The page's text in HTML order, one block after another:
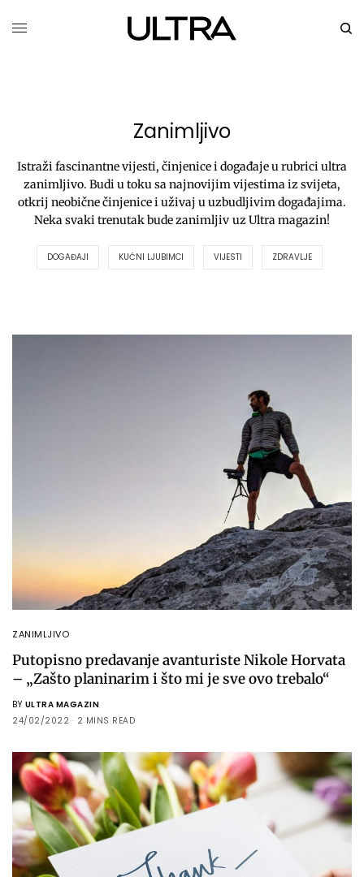
Zanimljivo
Istraži fascinantne vijesti, činjenice i događaje u rubrici ultra
zanimljivo. Budi u toku sa najnovijim vijestima iz svijeta,
otkrij neobične činjenice i uživaj u uzbudljivim događajima.
Neka svaki trenutak bude zanimljiv uz Ultra magazin!
DOGAĐAJI KUĆNI LJUBIMCI VIJESTI ZDRAVLJE
ZANIMLJIVO
Putopisno predavanje avanturiste Nikole Horvata
– „Zašto planinarim i što mi je sve ovo trebalo“
BY ULTRA MAGAZIN
24/02/2022
2 MINS READ